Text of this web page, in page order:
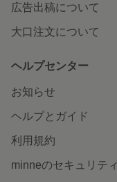
広告出稿について
大口注文について
ヘルプセンター
お知らせ
ヘルプとガイド
利用規約
minneのセキュリティ